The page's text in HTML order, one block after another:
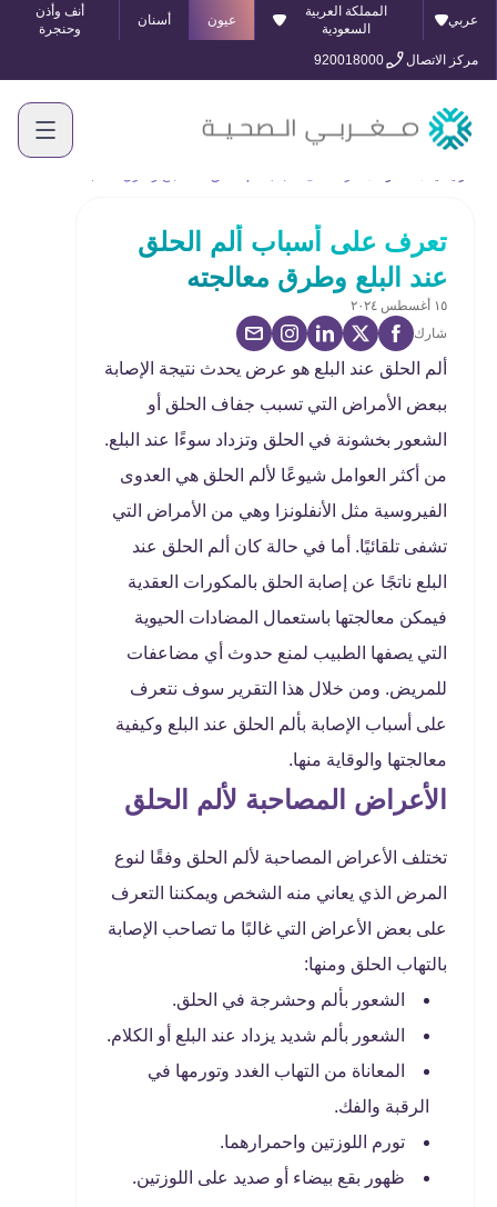
عربي
المملكة العربية
السعودية
عيون أسنان
أنف وأذن
وحنجرة
مركز الاتصال
920018000
تعرف على أسباب ألم الحلق
عند البلع وطرق معالجته
١٥ أغسطس ٢٠٢٤
شارك
ألم الحلق عند البلع هو عرض يحدث نتيجة الإصابة
ببعض الأمراض التي تسبب جفاف الحلق أو
الشعور بخشونة في الحلق وتزداد سوءًا عند البلع.
من أكثر العوامل شيوعًا لألم الحلق هي العدوى
الفيروسية مثل الأنفلونزا وهي من الأمراض التي
تشفى تلقائيًا. أما في حالة كان ألم الحلق عند
البلع ناتجًا عن إصابة الحلق بالمكورات العقدية
فيمكن معالجتها باستعمال المضادات الحيوية
التي يصفها الطبيب لمنع حدوث أي مضاعفات
للمريض. ومن خلال هذا التقرير سوف نتعرف
على أسباب الإصابة بألم الحلق عند البلع وكيفية
معالجتها والوقاية منها.
الأعراض المصاحبة لألم الحلق
تختلف الأعراض المصاحبة لألم الحلق وفقًا لنوع
المرض الذي يعاني منه الشخص ويمكننا التعرف
على بعض الأعراض التي غالبًا ما تصاحب الإصابة
بالتهاب الحلق ومنها:
الشعور بألم وحشرجة في الحلق.
الشعور بألم شديد يزداد عند البلع أو الكلام.
المعاناة من التهاب الغدد وتورمها في
الرقبة والفك.
تورم اللوزتين واحمرارهما.
ظهور بقع بيضاء أو صديد على اللوزتين.